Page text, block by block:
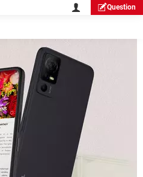
Question